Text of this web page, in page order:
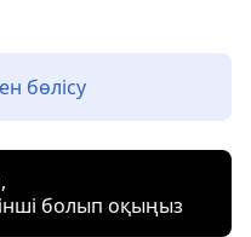
бөлісу
болып оқыңыз